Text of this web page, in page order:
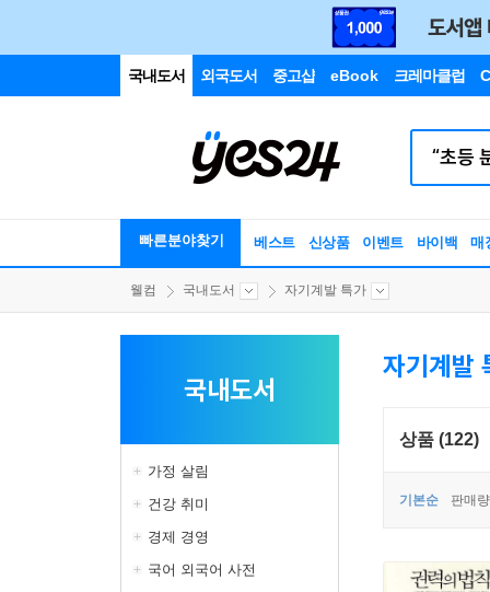
국내도서 외국도서 중고샵 eBook 크레마클럽
빠른분야찾기 베스트 신상품 이벤트 바이백 매
웰컴 국내도서 자기계발 특가
국내도서
가정 살림
건강 취미
경제 경영
국어 외국어 사전
자기계발
상품 (122)
기본순 판매